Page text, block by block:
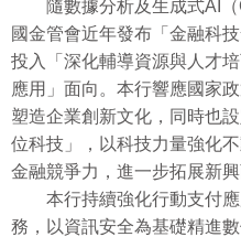
隨數據分析及生成式AI（
國金管會近年發布「金融科
投入「深化輔導資源與人才
應用」面向。本行響應國家
塑造企業創新文化，同時也
位科技」，以科技力量強化
金融競爭力，進一步拓展新興
本行持續強化行動支付應
務，以資訊安全為基礎精進